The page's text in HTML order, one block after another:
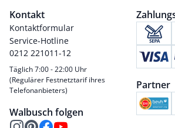
Kontakt
Kontaktformular
Service-Hotline
0212 221011-12
Täglich 7:00 - 22:00 Uhr
(Regulärer Festnetztarif ihres
Telefonanbieters)
Walbusch folgen
Partner